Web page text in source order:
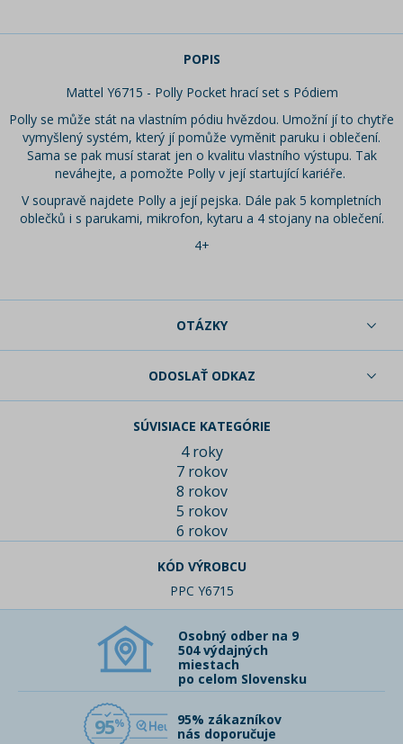
POPIS
Mattel Y6715 - Polly Pocket hrací set s Pódiem
Polly se může stát na vlastním pódiu hvězdou. Umožní jí to chytře
vymyšlený systém, který jí pomůže vyměnit paruku i oblečení.
Sama se pak musí starat jen o kvalitu vlastního výstupu. Tak
neváhejte, a pomožte Polly v její startující kariéře.
V soupravě najdete Polly a její pejska. Dále pak 5 kompletních
oblečků i s parukami, mikrofon, kytaru a 4 stojany na oblečení.
4+
OTÁZKY
ODOSLAŤ ODKAZ
SÚVISIACE KATEGÓRIE
4 roky
7 rokov
8 rokov
5 rokov
6 rokov
KÓD VÝROBCU
PPC Y6715
Osobný odber na 9
504 výdajných
miestach
po celom Slovensku
95
95% zákazníkov
nás doporučuje